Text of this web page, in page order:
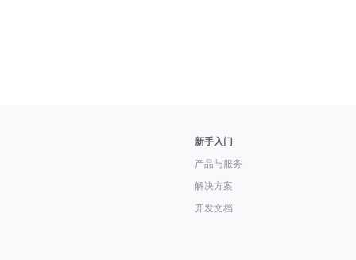
新手入门
产品与服务
解决方案
开发文档